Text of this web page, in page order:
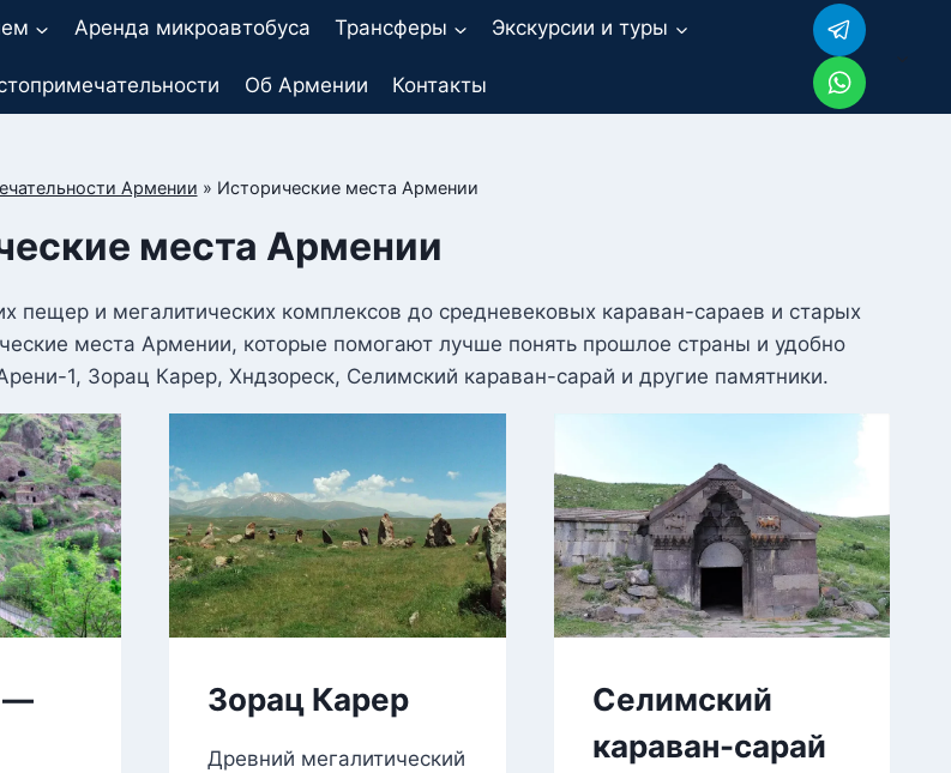
Аренда микроавтобуса Трансферы Экскурсии и туры
Об Армении Контакты
Армении » Исторические места Армении
места Армении
пещер и мегалитических комплексов до средневековых караван-сараев и старых
места Армении, которые помогают лучше понять прошлое страны и удобно
1, Зорац Карер, Хндзореск, Селимский караван-сарай и другие памятники.
—
Зорац Карер
Древний мегалитический
Селимский
караван-сарай